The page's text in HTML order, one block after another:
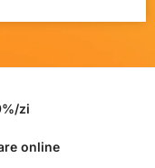
zi
online